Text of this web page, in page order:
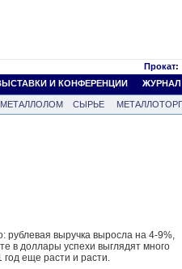
Прокат:
И КОНФЕРЕНЦИИ ЖУРНАЛ
МЕТАЛЛОЛОМ СЫРЬЕ
рублевая выручка выросла на 4-9%,
в доллары успехи выглядят много
еще расти и расти.